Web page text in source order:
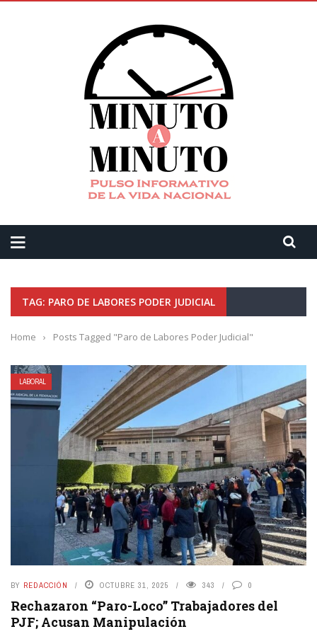
TAG: PARO DE LABORES PODER JUDICIAL
Home › Posts Tagged "Paro de Labores Poder Judicial"
LABORAL
BY REDACCIÓN OCTUBRE 31, 2025 343 0
Rechazaron “Paro-Loco” Trabajadores del
PJF; Acusan Manipulación